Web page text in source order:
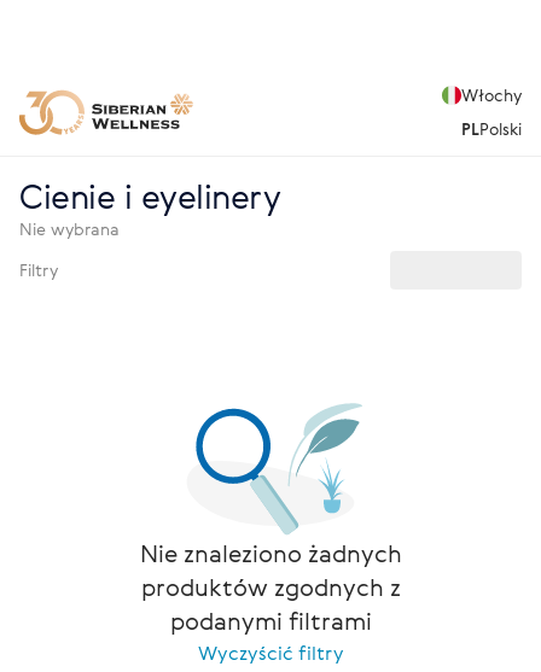
Włochy
PLPolski
Cienie i eyelinery
Nie wybrana
Filtry
Nie znaleziono żadnych
produktów zgodnych z
podanymi filtrami
Wyczyścić filtry